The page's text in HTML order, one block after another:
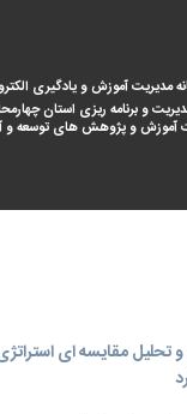
مدیریت آموزش و یادگیری
و برنامه ریزی استان
آموزش و پژوهش های توسعه و